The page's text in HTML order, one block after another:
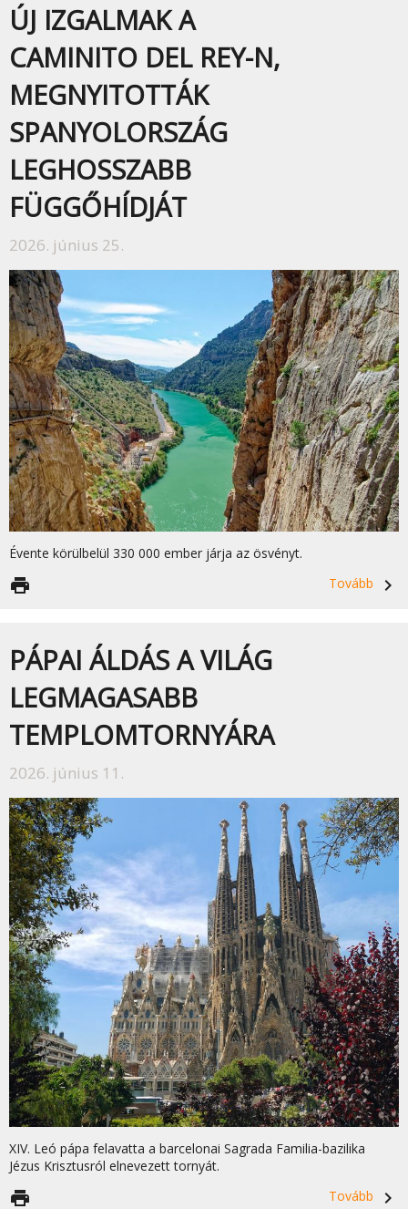
ÚJ IZGALMAK A
CAMINITO DEL REY-N,
MEGNYITOTTÁK
SPANYOLORSZÁG
LEGHOSSZABB
FÜGGŐHÍDJÁT
2026. június 25.
Évente körülbelül 330 000 ember járja az ösvényt.
Tovább
navigate_next
print
PÁPAI ÁLDÁS A VILÁG
LEGMAGASABB
TEMPLOMTORNYÁRA
2026. június 11.
XIV. Leó pápa felavatta a barcelonai Sagrada Familia-bazilika
Jézus Krisztusról elnevezett tornyát.
Tovább
navigate_next
print